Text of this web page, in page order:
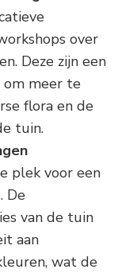
over
Deze zijn een
meer te
flora en de
tuin.
plek voor een
De
van de tuin
aan
wat de